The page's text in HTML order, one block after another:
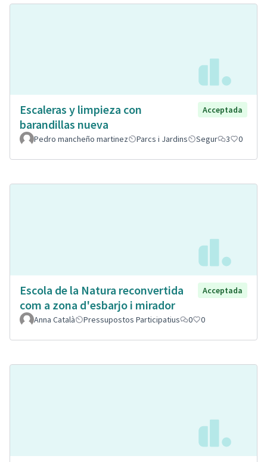
Escaleras y limpieza con
barandillas nueva
Acceptada
Pedro mancheño martinez Parcs i Jardins Segur 3 0
Escola de la Natura reconvertida
com a zona d'esbarjo i mirador
Acceptada
Anna Català Pressupostos Participatius 0 0